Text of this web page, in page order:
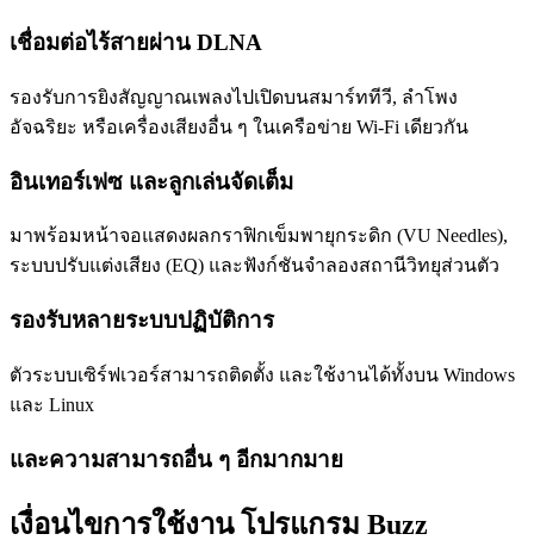
เชื่อมต่อไร้สายผ่าน DLNA
รองรับการยิงสัญญาณเพลงไปเปิดบนสมาร์ททีวี, ลำโพง
อัจฉริยะ หรือเครื่องเสียงอื่น ๆ ในเครือข่าย Wi-Fi เดียวกัน
อินเทอร์เฟซ และลูกเล่นจัดเต็ม
มาพร้อมหน้าจอแสดงผลกราฟิกเข็มพายุกระดิก (VU Needles),
ระบบปรับแต่งเสียง (EQ) และฟังก์ชันจำลองสถานีวิทยุส่วนตัว
รองรับหลายระบบปฏิบัติการ
ตัวระบบเซิร์ฟเวอร์สามารถติดตั้ง และใช้งานได้ทั้งบน Windows
และ Linux
และความสามารถอื่น ๆ อีกมากมาย
เงื่อนไขการใช้งาน โปรแกรม Buzz